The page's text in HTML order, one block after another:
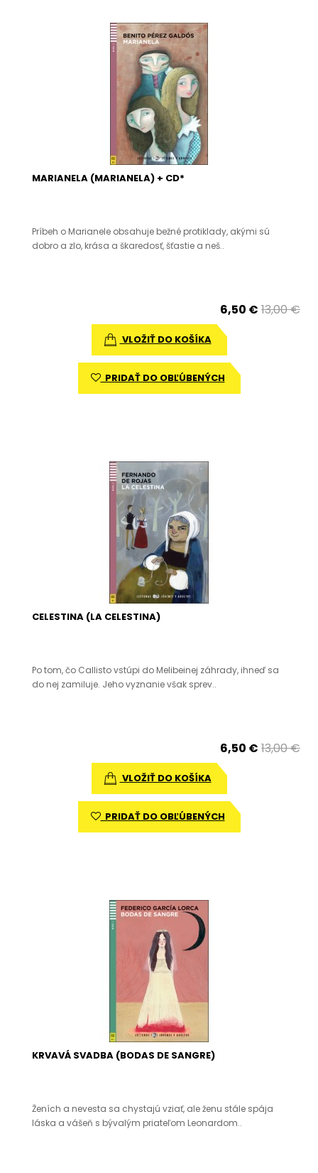
MARIANELA (MARIANELA) + CD*
Príbeh o Marianele obsahuje bežné protiklady, akými sú
dobro a zlo, krása a škaredosť, šťastie a neš..
6,50 € 13,00 €
VLOŽIŤ DO KOŠÍKA
PRIDAŤ DO OBĽÚBENÝCH
CELESTINA (LA CELESTINA)
Po tom, čo Callisto vstúpi do Melibeinej záhrady, ihneď sa
do nej zamiluje. Jeho vyznanie však sprev..
6,50 € 13,00 €
VLOŽIŤ DO KOŠÍKA
PRIDAŤ DO OBĽÚBENÝCH
KRVAVÁ SVADBA (BODAS DE SANGRE)
Ženích a nevesta sa chystajú vziať, ale ženu stále spája
láska a vášeň s bývalým priateľom Leonardom..